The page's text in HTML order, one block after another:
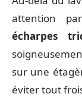
attention
écharpes
sur une
éviter tout